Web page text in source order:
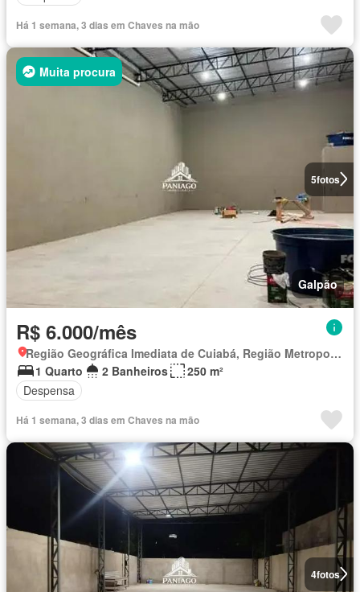
Há 1 semana, 3 dias em Chaves na mão
5fotos
Muita procura
Galpão
R$ 6.000/mês
Região Geográfica Imediata de Cuiabá, Região Metropolitana do Vale do Rio Cuiabá
1 Quarto
2 Banheiros
250 m²
Despensa
Há 1 semana, 3 dias em Chaves na mão
4fotos